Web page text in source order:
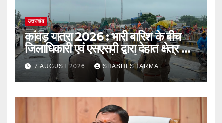
उत्तराखंड
कांवड़ यात्रा 2026 : भारी बारिश के बीच
जिलाधिकारी एवं एसएसपी द्वारा देहात क्षेत्र का
भ्रमण, सुरक्षा व्यवस्थाओं का लिया जायजा
7 AUGUST 2026 SHASHI SHARMA